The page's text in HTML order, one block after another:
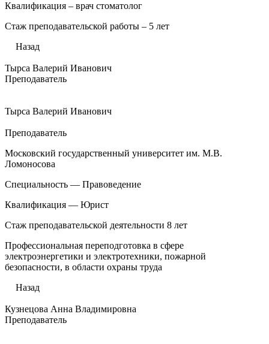
Квалификация – врач стоматолог
Стаж преподавательской работы – 5 лет
Назад
Тырса Валерий Иванович
Преподаватель
Тырса Валерий Иванович
Преподаватель
Московский государственный университет им. М.В.
Ломоносова
Специальность — Правоведение
Квалификация — Юрист
Стаж преподавательской деятельности 8 лет
Профессиональная переподготовка в сфере
электроэнергетики и электротехники, пожарной
безопасности, в области охраны труда
Назад
Кузнецова Анна Владимировна
Преподаватель